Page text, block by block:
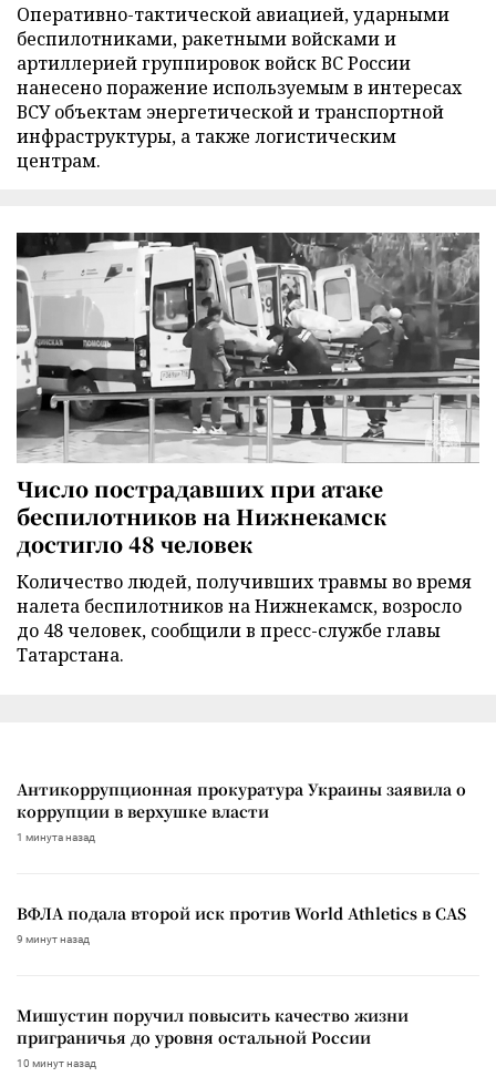
Оперативно-тактической авиацией, ударными
беспилотниками, ракетными войсками и
артиллерией группировок войск ВС России
нанесено поражение используемым в интересах
ВСУ объектам энергетической и транспортной
инфраструктуры, а также логистическим
центрам.
Число пострадавших при атаке
беспилотников на Нижнекамск
достигло 48 человек
Количество людей, получивших травмы во время
налета беспилотников на Нижнекамск, возросло
до 48 человек, сообщили в пресс-службе главы
Татарстана.
Антикоррупционная прокуратура Украины заявила о
коррупции в верхушке власти
1 минута назад
ВФЛА подала второй иск против World Athletics в CAS
9 минут назад
Мишустин поручил повысить качество жизни
приграничья до уровня остальной России
10 минут назад